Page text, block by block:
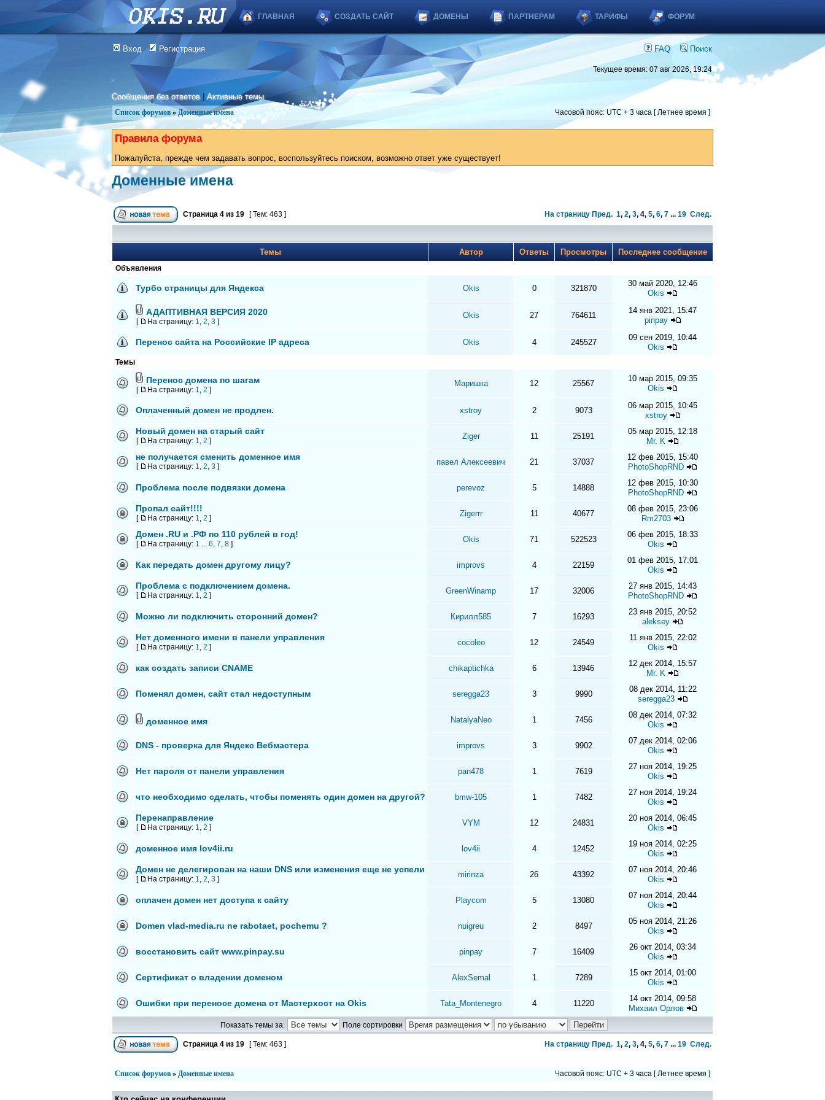
ГЛАВНАЯ СОЗДАТЬ САЙТ ДОМЕНЫ ПАРТНЕРАМ ТАРИФЫ ФОРУМ
Вход Регистрация FAQ Поиск
Текущее время: 07 авг 2026, 19:24
Сообщения без ответов |Активные темы
Список форумов » Доменные имена Часовой пояс: UTC + 3 часа [ Летнее время ]
Правила форума
Пожалуйста, прежде чем задавать вопрос, воспользуйтесь поиском, возможно ответ уже существует!
Доменные имена
Страница 4 из 19 [ Тем: 463 ] На страницу Пред. 1, 2, 3, 4, 5, 6, 7 ... 19 След.
Темы Автор Ответы Просмотры Последнее сообщение
Объявления
Турбо страницы для Яндекса Okis 0 321870
30 май 2020, 12:46
Okis
АДАПТИВНАЯ ВЕРСИЯ 2020
[ На страницу: 1, 2, 3 ]
Okis 27 764611
14 янв 2021, 15:47
pinpay
Перенос сайта на Российские IP адреса Okis 4 245527
09 сен 2019, 10:44
Okis
Темы
Перенос домена по шагам
[ На страницу: 1, 2 ]
Маришка 12 25567
10 мар 2015, 09:35
Okis
Оплаченный домен не продлен. xstroy 2 9073
06 мар 2015, 10:45
xstroy
Новый домен на старый сайт
[ На страницу: 1, 2 ] Ziger 11 25191
05 мар 2015, 12:18
Mr. K
не получается сменить доменное имя
[ На страницу: 1, 2, 3 ] павел Алексеевич 21 37037
12 фев 2015, 15:40
PhotoShopRND
Проблема после подвязки домена perevoz 5 14888
12 фев 2015, 10:30
PhotoShopRND
Пропал сайт!!!!
[ На страницу: 1, 2 ] Zigerrr 11 40677
08 фев 2015, 23:06
Rm2703
Домен .RU и .РФ по 110 рублей в год!
[ На страницу: 1 ... 6, 7, 8 ] Okis 71 522523
06 фев 2015, 18:33
Okis
Как передать домен другому лицу? improvs 4 22159
01 фев 2015, 17:01
Okis
Проблема с подключением домена.
[ На страницу: 1, 2 ] GreenWinamp 17 32006
27 янв 2015, 14:43
PhotoShopRND
Можно ли подключить сторонний домен? Кирилл585 7 16293
23 янв 2015, 20:52
aleksey
Нет доменного имени в панели управления
[ На страницу: 1, 2 ] cocoleo 12 24549
11 янв 2015, 22:02
Okis
как создать записи CNAME chikaptichka 6 13946
12 дек 2014, 15:57
Mr. K
Поменял домен, сайт стал недоступным seregga23 3 9990
08 дек 2014, 11:22
seregga23
доменное имя NatalyaNeo 1 7456
08 дек 2014, 07:32
Okis
DNS - проверка для Яндекс Вебмастера improvs 3 9902
07 дек 2014, 02:06
Okis
Нет пароля от панели управления pan478 1 7619
27 ноя 2014, 19:25
Okis
что необходимо сделать, чтобы поменять один домен на другой? bmw-105 1 7482
27 ноя 2014, 19:24
Okis
Перенаправление
[ На страницу: 1, 2 ] VYM 12 24831
20 ноя 2014, 06:45
Okis
доменное имя lov4ii.ru lov4ii 4 12452
19 ноя 2014, 02:25
Okis
Домен не делегирован на наши DNS или изменения еще не успели
[ На страницу: 1, 2, 3 ] mirinza 26 43392
07 ноя 2014, 20:46
Okis
оплачен домен нет доступа к сайту Playcom 5 13080
07 ноя 2014, 20:44
Okis
Domen vlad-media.ru ne rabotaet, pochemu ? nuigreu 2 8497
05 ноя 2014, 21:26
Okis
восстановить сайт www.pinpay.su pinpay 7 16409
26 окт 2014, 03:34
Okis
Сертификат о владении доменом AlexSemal 1 7289
15 окт 2014, 01:00
Okis
Ошибки при переносе домена от Мастерхост на Okis Tata_Montenegro 4 11220
14 окт 2014, 09:58
Михаил Орлов
Показать темы за: Поле сортировки
Страница 4 из 19 [ Тем: 463 ] На страницу Пред. 1, 2, 3, 4, 5, 6, 7 ... 19 След.
Список форумов » Доменные имена Часовой пояс: UTC + 3 часа [ Летнее время ]